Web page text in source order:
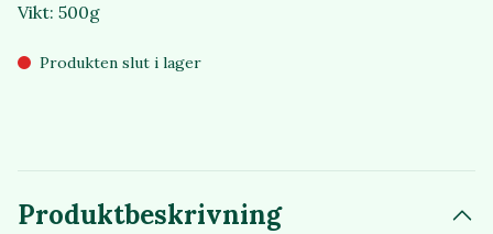
Vikt: 500g
Produkten slut i lager
Produktbeskrivning